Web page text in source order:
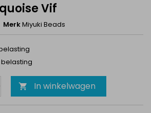
Vif
MerkMiyuki Beads
belasting
 In winkelwagen